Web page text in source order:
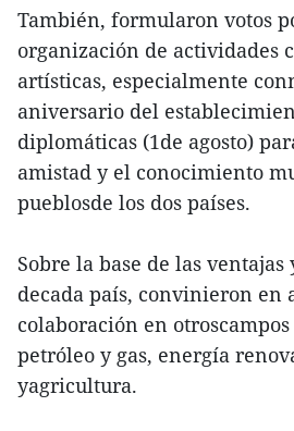
También, formularon votos
organización de actividades
artísticas, especialmente
aniversario del
diplomáticas (1de agosto)
amistad y el conocimiento
pueblosde los dos países.
Sobre la base de las ventajas
decada país, convinieron en
colaboración en
petróleo y gas, energía
yagricultura.